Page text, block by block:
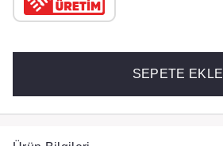
SEPETE EKLE